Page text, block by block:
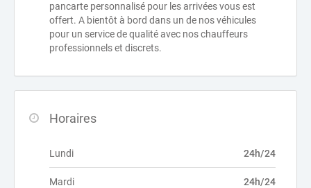
pancarte personnalisé pour les arrivées vous est
offert. A bientôt à bord dans un de nos véhicules
pour un service de qualité avec nos chauffeurs
professionnels et discrets.
Horaires
Lundi 24h/24
Mardi 24h/24